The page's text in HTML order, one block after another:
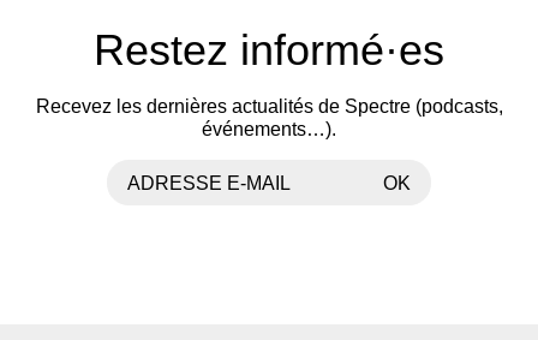
Restez informé·es
Recevez les dernières actualités de Spectre (podcasts,
événements…).
ADRESSE E-MAIL OK